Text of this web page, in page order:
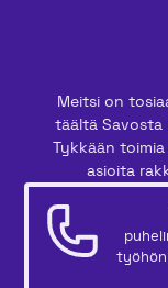
Meitsi on
täältä Savosta
Tykkään
asioita